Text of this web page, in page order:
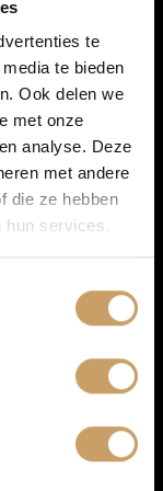
te
te bieden
Ook delen we
met onze
analyse. Deze
met andere
die ze hebben
hun services.